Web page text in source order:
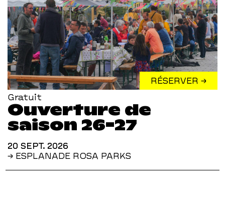
RÉSERVER →
Gratuit
Ouverture de
saison 26-27
20 SEPT. 2026
→ ESPLANADE ROSA PARKS